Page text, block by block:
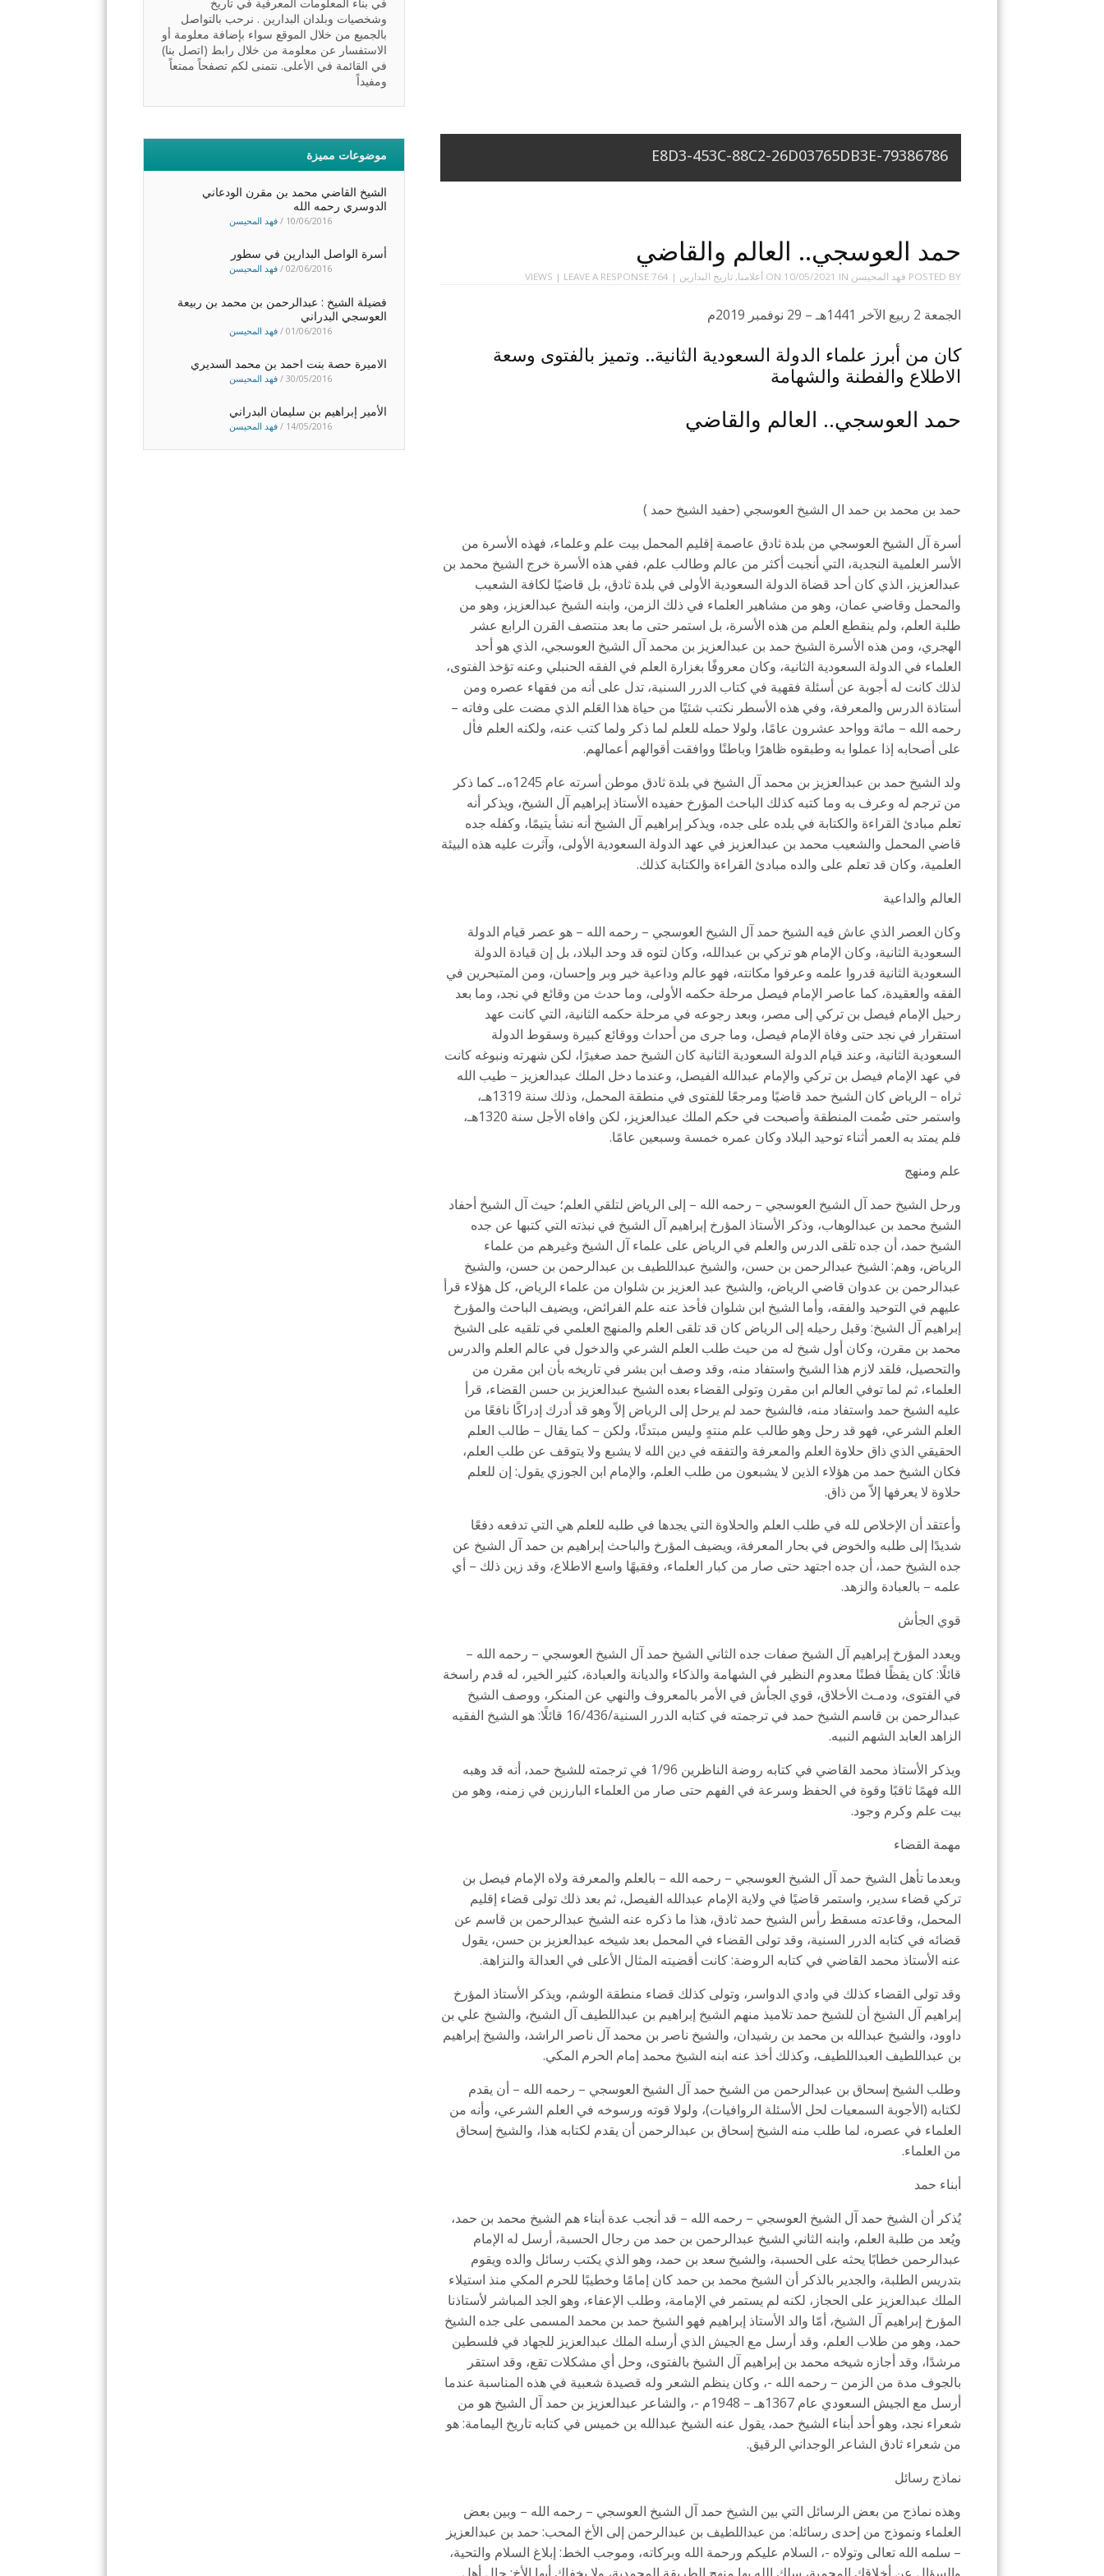
79386786-E8D3-453C-88C2-26D03765DB3E
حمد العوسجي.. العالم والقاضي
POSTED BY فهد المحيسن 10/05/2021 IN أعلامنا, تاريخ البدارين | 764 VIEWS |
LEAVE A RESPONSE
الجمعة 2 ربيع الآخر 1441هـ – 29 نوفمبر 2019م
كان من أبرز علماء الدولة السعودية الثانية.. وتميز بالفتوى وسعة
الاطلاع والفطنة والشهامة
حمد العوسجي.. العالم والقاضي
حمد بن محمد بن حمد ال الشيخ العوسجي (حفيد الشيخ حمد )
أسرة آل الشيخ العوسجي من بلدة ثادق عاصمة إقليم المحمل بيت علم وعلماء، فهذه الأسرة من
الأسر العلمية النجدية، التي أنجبت أكثر من عالم وطالب علم، ففي هذه الأسرة خرج الشيخ محمد بن
عبدالعزيز، الذي كان أحد قضاة الدولة السعودية الأولى في بلدة ثادق، بل قاضيًا لكافة الشعيب
والمحمل وقاضي عمان، وهو من مشاهير العلماء في ذلك الزمن، وابنه الشيخ عبدالعزيز، وهو من
طلبة العلم، ولم ينقطع العلم من هذه الأسرة، بل استمر حتى ما بعد منتصف القرن الرابع عشر
الهجري، ومن هذه الأسرة الشيخ حمد بن عبدالعزيز بن محمد آل الشيخ العوسجي، الذي هو أحد
العلماء في الدولة السعودية الثانية، وكان معروفًا بغزارة العلم في الفقه الحنبلي وعنه تؤخذ الفتوى،
لذلك كانت له أجوبة عن أسئلة فقهية في كتاب الدرر السنية، تدل على أنه من فقهاء عصره ومن
أستاذة الدرس والمعرفة، وفي هذه الأسطر نكتب شئيًا من حياة هذا العَلم الذي مضت على وفاته –
رحمه الله – مائة وواحد عشرون عامًا، ولولا حمله للعلم لما ذكر ولما كتب عنه، ولكنه العلم فأل
على أصحابه إذا عملوا به وطبقوه ظاهرًا وباطنًا ووافقت أقوالهم أعمالهم.
ولد الشيخ حمد بن عبدالعزيز بن محمد آل الشيخ في بلدة ثادق موطن أسرته عام 1245ه،ـ كما ذكر
من ترجم له وعرف به وما كتبه كذلك الباحث المؤرخ حفيده الأستاذ إبراهيم آل الشيخ، ويذكر أنه
تعلم مبادئ القراءة والكتابة في بلده على جده، ويذكر إبراهيم آل الشيخ أنه نشأ يتيمًا، وكفله جده
قاضي المحمل والشعيب محمد بن عبدالعزيز في عهد الدولة السعودية الأولى، وآثرت عليه هذه البيئة
العلمية، وكان قد تعلم على والده مبادئ القراءة والكتابة كذلك.
العالم والداعية
وكان العصر الذي عاش فيه الشيخ حمد آل الشيخ العوسجي – رحمه الله – هو عصر قيام الدولة
السعودية الثانية، وكان الإمام هو تركي بن عبدالله، وكان لتوه قد وحد البلاد، بل إن قيادة الدولة
السعودية الثانية قدروا علمه وعرفوا مكانته، فهو عالم وداعية خير وبر وإحسان، ومن المتبحرين في
الفقه والعقيدة، كما عاصر الإمام فيصل مرحلة حكمه الأولى، وما حدث من وقائع في نجد، وما بعد
رحيل الإمام فيصل بن تركي إلى مصر، وبعد رجوعه في مرحلة حكمه الثانية، التي كانت عهد
استقرار في نجد حتى وفاة الإمام فيصل، وما جرى من أحداث ووقائع كبيرة وسقوط الدولة
السعودية الثانية، وعند قيام الدولة السعودية الثانية كان الشيخ حمد صغيرًا، لكن شهرته ونبوغه كانت
في عهد الإمام فيصل بن تركي والإمام عبدالله الفيصل، وعندما دخل الملك عبدالعزيز – طيب الله
ثراه – الرياض كان الشيخ حمد قاضيًا ومرجعًا للفتوى في منطقة المحمل، وذلك سنة 1319هـ،
واستمر حتى ضُمت المنطقة وأصبحت في حكم الملك عبدالعزيز، لكن وافاه الأجل سنة 1320هـ،
فلم يمتد به العمر أثناء توحيد البلاد وكان عمره خمسة وسبعين عامًا.
علم ومنهج
ورحل الشيخ حمد آل الشيخ العوسجي – رحمه الله – إلى الرياض لتلقي العلم؛ حيث آل الشيخ أحفاد
الشيخ محمد بن عبدالوهاب، وذكر الأستاذ المؤرخ إبراهيم آل الشيخ في نبذته التي كتبها عن جده
الشيخ حمد، أن جده تلقى الدرس والعلم في الرياض على علماء آل الشيخ وغيرهم من علماء
الرياض، وهم: الشيخ عبدالرحمن بن حسن، والشيخ عبداللطيف بن عبدالرحمن بن حسن، والشيخ
عبدالرحمن بن عدوان قاضي الرياض، والشيخ عبد العزيز بن شلوان من علماء الرياض، كل هؤلاء قرأ
عليهم في التوحيد والفقه، وأما الشيخ ابن شلوان فأخذ عنه علم الفرائض، ويضيف الباحث والمؤرخ
إبراهيم آل الشيخ: وقبل رحيله إلى الرياض كان قد تلقى العلم والمنهج العلمي في تلقيه على الشيخ
محمد بن مقرن، وكان أول شيخ له من حيث طلب العلم الشرعي والدخول في عالم العلم والدرس
والتحصيل، فلقد لازم هذا الشيخ واستفاد منه، وقد وصف ابن بشر في تاريخه بأن ابن مقرن من
العلماء، ثم لما توفي العالم ابن مقرن وتولى القضاء بعده الشيخ عبدالعزيز بن حسن القضاء، قرأ
عليه الشيخ حمد واستفاد منه، فالشيخ حمد لم يرحل إلى الرياض إلاّ وهو قد أدرك إدراكًا نافعًا من
العلم الشرعي، فهو قد رحل وهو طالب علم منتهٍ وليس مبتدئًا، ولكن – كما يقال – طالب العلم
الحقيقي الذي ذاق حلاوة العلم والمعرفة والتفقه في دين الله لا يشبع ولا يتوقف عن طلب العلم،
فكان الشيخ حمد من هؤلاء الذين لا يشبعون من طلب العلم، والإمام ابن الجوزي يقول: إن للعلم
حلاوة لا يعرفها إلاّ من ذاق.
وأعتقد أن الإخلاص لله في طلب العلم والحلاوة التي يجدها في طلبه للعلم هي التي تدفعه دفعًا
شديدًا إلى طلبه والخوض في بحار المعرفة، ويضيف المؤرخ والباحث إبراهيم بن حمد آل الشيخ عن
جده الشيخ حمد، أن جده اجتهد حتى صار من كبار العلماء، وفقيهًا واسع الاطلاع، وقد زين ذلك – أي
علمه – بالعبادة والزهد.
قوي الجأش
ويعدد المؤرخ إبراهيم آل الشيخ صفات جده الثاني الشيخ حمد آل الشيخ العوسجي – رحمه الله –
قائلًا: كان يقظًا فطنًا معدوم النظير في الشهامة والذكاء والديانة والعبادة، كثير الخير، له قدم راسخة
في الفتوى، ودمـث الأخلاق، قوي الجأش في الأمر بالمعروف والنهي عن المنكر، ووصف الشيخ
عبدالرحمن بن قاسم الشيخ حمد في ترجمته في كتابه الدرر السنية/16/436 قائلًا: هو الشيخ الفقيه
الزاهد العابد الشهم النبيه.
ويذكر الأستاذ محمد القاضي في كتابه روضة الناظرين 1/96 في ترجمته للشيخ حمد، أنه قد وهبه
الله فهمًا ثاقبًا وقوة في الحفظ وسرعة في الفهم حتى صار من العلماء البارزين في زمنه، وهو من
بيت علم وكرم وجود.
مهمة القضاء
وبعدما تأهل الشيخ حمد آل الشيخ العوسجي – رحمه الله – بالعلم والمعرفة ولاه الإمام فيصل بن
تركي قضاء سدير، واستمر قاضيًا في ولاية الإمام عبدالله الفيصل، ثم بعد ذلك تولى قضاء إقليم
المحمل، وقاعدته مسقط رأس الشيخ حمد ثادق، هذا ما ذكره عنه الشيخ عبدالرحمن بن قاسم عن
قضائه في كتابه الدرر السنية، وقد تولى القضاء في المحمل بعد شيخه عبدالعزيز بن حسن، يقول
عنه الأستاذ محمد القاضي في كتابه الروضة: كانت أقضيته المثال الأعلى في العدالة والنزاهة.
وقد تولى القضاء كذلك في وادي الدواسر، وتولى كذلك قضاء منطقة الوشم، ويذكر الأستاذ المؤرخ
إبراهيم آل الشيخ أن للشيخ حمد تلاميذ منهم الشيخ إبراهيم بن عبداللطيف آل الشيخ، والشيخ علي بن
داوود، والشيخ عبدالله بن محمد بن رشيدان، والشيخ ناصر بن محمد آل ناصر الراشد، والشيخ إبراهيم
بن عبداللطيف العبداللطيف، وكذلك أخذ عنه ابنه الشيخ محمد إمام الحرم المكي.
وطلب الشيخ إسحاق بن عبدالرحمن من الشيخ حمد آل الشيخ العوسجي – رحمه الله – أن يقدم
لكتابه (الأجوبة السمعيات لحل الأسئلة الروافيات)، ولولا قوته ورسوخه في العلم الشرعي، وأنه من
العلماء في عصره، لما طلب منه الشيخ إسحاق بن عبدالرحمن أن يقدم لكتابه هذا، والشيخ إسحاق
من العلماء.
أبناء حمد
يُذكر أن الشيخ حمد آل الشيخ العوسجي – رحمه الله – قد أنجب عدة أبناء هم الشيخ محمد بن حمد،
ويُعد من طلبة العلم، وابنه الثاني الشيخ عبدالرحمن بن حمد من رجال الحسبة، أرسل له الإمام
عبدالرحمن خطابًا يحثه على الحسبة، والشيخ سعد بن حمد، وهو الذي يكتب رسائل والده ويقوم
بتدريس الطلبة، والجدير بالذكر أن الشيخ محمد بن حمد كان إمامًا وخطيبًا للحرم المكي منذ استيلاء
الملك عبدالعزيز على الحجاز، لكنه لم يستمر في الإمامة، وطلب الإعفاء، وهو الجد المباشر لأستاذنا
المؤرخ إبراهيم آل الشيخ، أمّا والد الأستاذ إبراهيم فهو الشيخ حمد بن محمد المسمى على جده الشيخ
حمد، وهو من طلاب العلم، وقد أرسل مع الجيش الذي أرسله الملك عبدالعزيز للجهاد في فلسطين
مرشدًا، وقد أجازه شيخه محمد بن إبراهيم آل الشيخ بالفتوى، وحل أي مشكلات تقع، وقد استقر
بالجوف مدة من الزمن – رحمه الله -، وكان ينظم الشعر وله قصيدة شعبية في هذه المناسبة عندما
أرسل مع الجيش السعودي عام 1367هـ – 1948م -، والشاعر عبدالعزيز بن حمد آل الشيخ هو من
شعراء نجد، وهو أحد أبناء الشيخ حمد، يقول عنه الشيخ عبدالله بن خميس في كتابه تاريخ اليمامة: هو
من شعراء ثادق الشاعر الوجداني الرقيق.
نماذج رسائل
وهذه نماذج من بعض الرسائل التي بين الشيخ حمد آل الشيخ العوسجي – رحمه الله – وبين بعض
العلماء ونموذج من إحدى رسائله: من عبداللطيف بن عبدالرحمن إلى الأخ المحب: حمد بن عبدالعزيز
– سلمه الله تعالى وتولاه -، السلام عليكم ورحمة الله وبركاته، وموجب الخط: إبلاغ السلام والتحية،
والسؤال عن أخلاقك المحمية، سلك الله بها منهج الطريقة المحمدية، ولا يخفاك أيها الأخ: حال أهل
وشخصيات وبلدان البدارين . نرحب بالتواصل
بالجميع من خلال الموقع سواء بإضافة معلومة أو
الاستفسار عن معلومة من خلال رابط (اتصل بنا)
في القائمة في الأعلى. نتمنى لكم تصفحاً ممتعاً
ومفيداً
موضوعات مميزة
الشيخ القاضي محمد بن مقرن الودعاني
الدوسري رحمه الله
10/06/2016
/ فهد المحيسن
أسرة الواصل البدارين في سطور
02/06/2016
/ فهد المحيسن
فضيلة الشيخ : عبدالرحمن بن محمد بن ربيعة
العوسجي البدراني
01/06/2016
/ فهد المحيسن
الاميرة حصة بنت احمد بن محمد السديري
30/05/2016
/ فهد المحيسن
الأمير إبراهيم بن سليمان البدراني
14/05/2016
/ فهد المحيسن